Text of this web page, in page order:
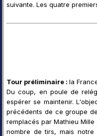
suivante. Les quatre
Tour préliminaire : la
Du coup, en poule de
espérer se maintenir.
précédents de ce groupe
remplacés par Mathieu Mille
nombre de tirs, mais